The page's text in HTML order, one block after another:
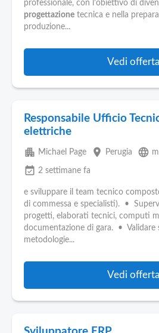
professionale, con l’obiettivo di
progettazione tecnica e nella
produzione...
Vedi offerta
Responsabile Ufficio
elettriche
apartment Michael Page place Perugia language
event_available 2 settimane fa
e sviluppare il team tecnico
di commessa e specialisti). •
progetti, elaborati tecnici, computi
documentazione di gara. • Validare
metodologie...
Vedi offerta